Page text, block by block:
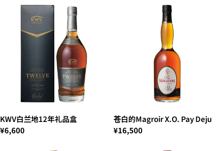
KWV白兰地12年礼品盒
¥6,600
苍白的Magroir X.O. Pay Deju
¥16,500